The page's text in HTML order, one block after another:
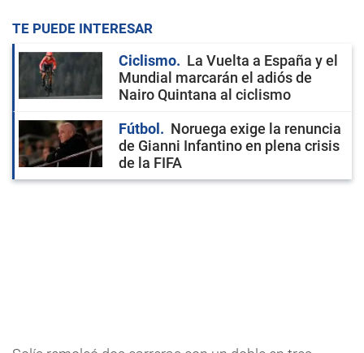
TE PUEDE INTERESAR
Ciclismo
La Vuelta a España y el
Mundial marcarán el adiós de
Nairo Quintana al ciclismo
Fútbol
Noruega exige la renuncia
de Gianni Infantino en plena crisis
de la FIFA